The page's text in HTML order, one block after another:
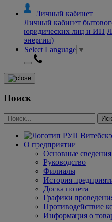
Личный кабинет
Личный кабинет
юридических лиц и ИП
энергии)
Select Language ▼
Поиск
О предприятии
Основные сведения
Руководство
Филиалы
История
Доска почета
Графики
Противодействие
Информация о